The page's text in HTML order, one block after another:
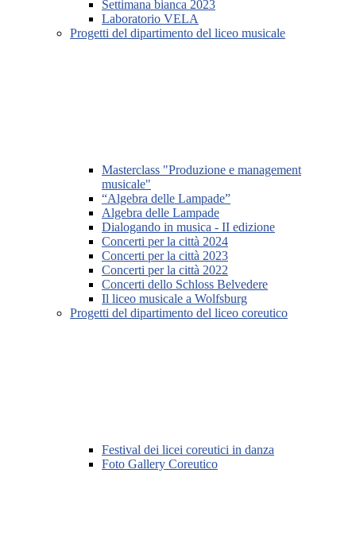
Settimana bianca 2023
Laboratorio VELA
Progetti del dipartimento del liceo musicale
Masterclass "Produzione e management
musicale"
“Algebra delle Lampade”
Algebra delle Lampade
Dialogando in musica - II edizione
Concerti per la città 2024
Concerti per la città 2023
Concerti per la città 2022
Concerti dello Schloss Belvedere
Il liceo musicale a Wolfsburg
Progetti del dipartimento del liceo coreutico
Festival dei licei coreutici in danza
Foto Gallery Coreutico